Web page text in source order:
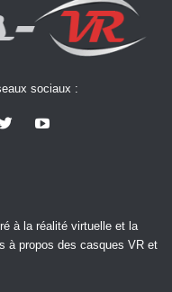
sociaux :
à la réalité virtuelle et la
à propos des casques VR et